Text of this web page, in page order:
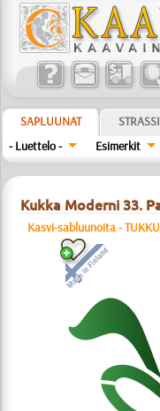
SAPLUUNAT
- Luettelo -
Esimerkit
Kukka Moderni 33.
Kasvi-sabluunoita -